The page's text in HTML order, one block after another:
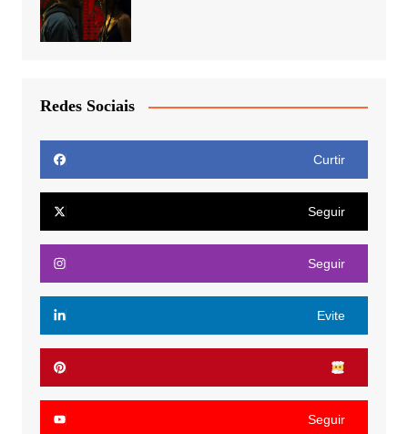
Redes Sociais
Curtir
Seguir
Seguir
Evite
Seguir